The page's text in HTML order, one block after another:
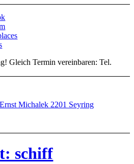
Gleich Termin vereinbaren: Tel.
schiff